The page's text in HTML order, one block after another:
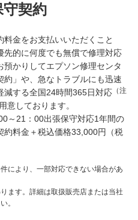
契約
金をお支払いいただくこと
先的に何度でも無償で修理対応
かりしてエプソン修理センタ
」や、急なトラブルにも迅速
減する全国24時間365日対応 （注
意しております。
～21：00出張保守対応1年間の
約料金＋税込価格33,000円（税
により、一部対応できない場合があ
ます。詳細は取扱販売店または当社
。